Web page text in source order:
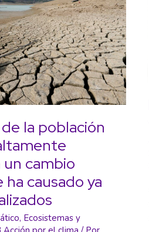
la población
un cambio
causado ya
, Ecosistemas y